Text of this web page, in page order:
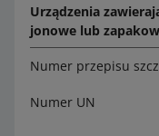
Urządzenia
jonowe lub
Numer przepisu
Numer UN